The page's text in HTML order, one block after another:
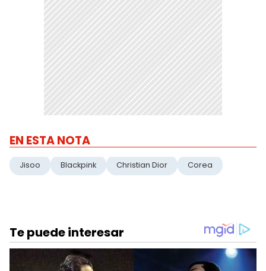
EN ESTA NOTA
Jisoo Blackpink Christian Dior Corea